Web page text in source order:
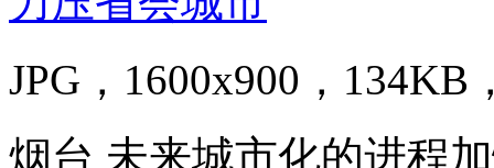
JPG，1600x900，134KB
烟台 未来城市化的进程